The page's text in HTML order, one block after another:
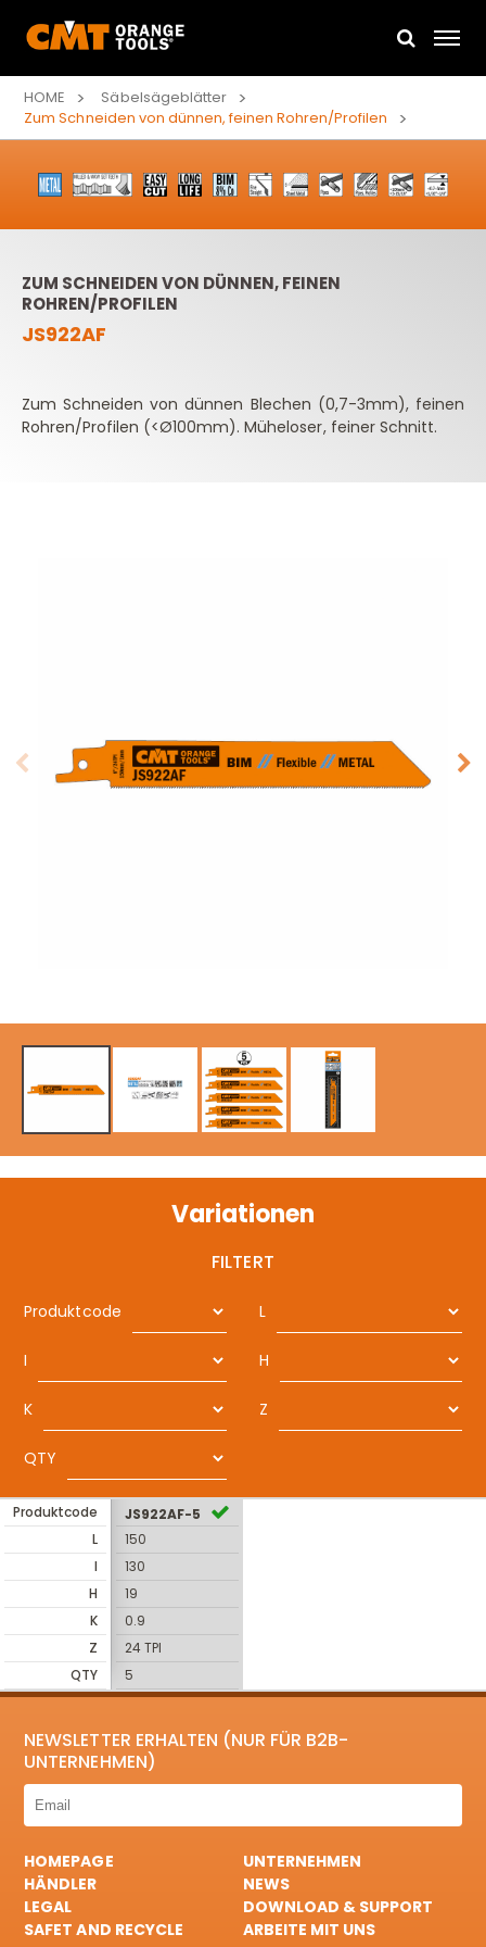
HOME
Säbelsägeblätter
Zum Schneiden von dünnen, feinen Rohren/Profilen
ZUM SCHNEIDEN VON DÜNNEN, FEINEN
ROHREN/PROFILEN
JS922AF
Zum Schneiden von dünnen Blechen (0,7-3mm), feinen
Rohren/Profilen (<Ø100mm). Müheloser, feiner Schnitt.
Variationen
FILTERT
Produktcode L
I H
K Z
QTY
Produktcode
L
I
H
K
Z
QTY
JS922AF-5
150
130
19
0.9
24 TPI
5
NEWSLETTER ERHALTEN (NUR FÜR B2B-
UNTERNEHMEN)
HOMEPAGE
UNTERNEHMEN
HÄNDLER
NEWS
LEGAL
DOWNLOAD & SUPPORT
SAFET AND RECYCLE
ARBEITE MIT UNS